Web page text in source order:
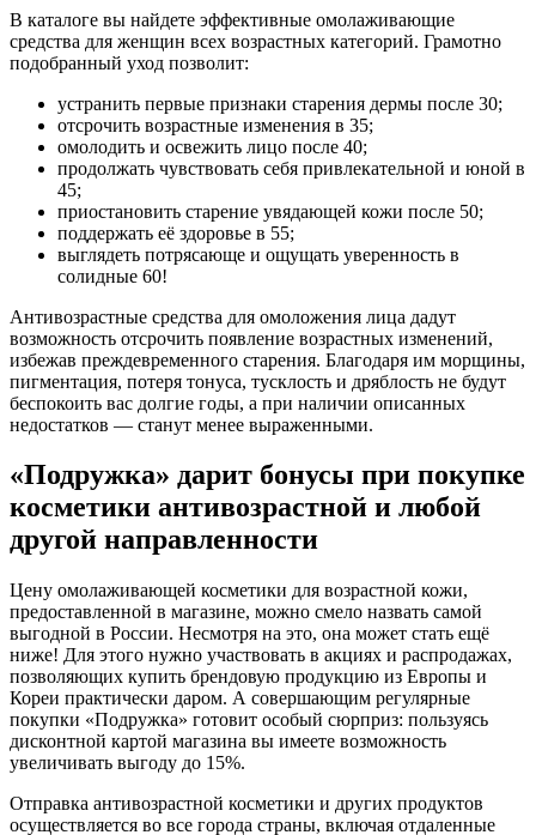
В каталоге вы найдете эффективные омолаживающие
средства для женщин всех возрастных категорий. Грамотно
подобранный уход позволит:
устранить первые признаки старения дермы после 30;
отсрочить возрастные изменения в 35;
омолодить и освежить лицо после 40;
продолжать чувствовать себя привлекательной и юной в
45;
приостановить старение увядающей кожи после 50;
поддержать её здоровье в 55;
выглядеть потрясающе и ощущать уверенность в
солидные 60!
Антивозрастные средства для омоложения лица дадут
возможность отсрочить появление возрастных изменений,
избежав преждевременного старения. Благодаря им морщины,
пигментация, потеря тонуса, тусклость и дряблость не будут
беспокоить вас долгие годы, а при наличии описанных
недостатков — станут менее выраженными.
«Подружка» дарит бонусы при покупке
косметики антивозрастной и любой
другой направленности
Цену омолаживающей косметики для возрастной кожи,
предоставленной в магазине, можно смело назвать самой
выгодной в России. Несмотря на это, она может стать ещё
ниже! Для этого нужно участвовать в акциях и распродажах,
позволяющих купить брендовую продукцию из Европы и
Кореи практически даром. А совершающим регулярные
покупки «Подружка» готовит особый сюрприз: пользуясь
дисконтной картой магазина вы имеете возможность
увеличивать выгоду до 15%.
Отправка антивозрастной косметики и других продуктов
осуществляется во все города страны, включая отдаленные